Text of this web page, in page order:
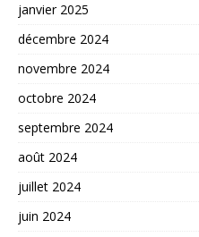
janvier 2025
décembre 2024
novembre 2024
octobre 2024
septembre 2024
août 2024
juillet 2024
juin 2024